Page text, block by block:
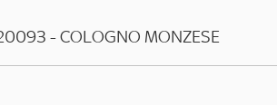
-COLOGNO MONZESE